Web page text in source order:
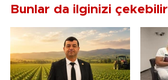
Bunlar da ilginizi çekebilir